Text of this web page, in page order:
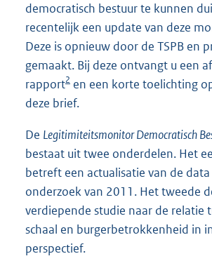
democratisch bestuur te kunnen
recentelijk een update van deze
Deze is opnieuw door de TSPB en
gemaakt. Bij deze ontvangt u een
rapport2 en een korte toelichting
deze brief.
De Legitimiteitsmonitor Democratisch
bestaat uit twee onderdelen. Het
betreft een actualisatie van de
onderzoek van 2011. Het tweede
verdiepende studie naar de relatie
schaal en burgerbetrokkenheid in
perspectief.